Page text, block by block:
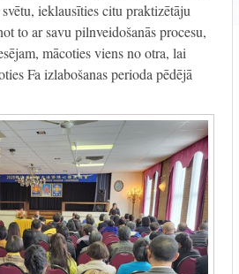
ieklausīties citu praktizētāju
to ar savu pilnveidošanās procesu,
mācoties viens no otra, lai
Fa izlabošanas perioda pēdējā